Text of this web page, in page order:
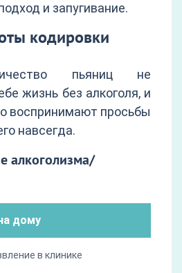
и запугивание.
кодировки
пьяниц не
жизнь без алкоголя, и
воспринимают просьбы
навсегда.
алкоголизма/
дому
в клинике